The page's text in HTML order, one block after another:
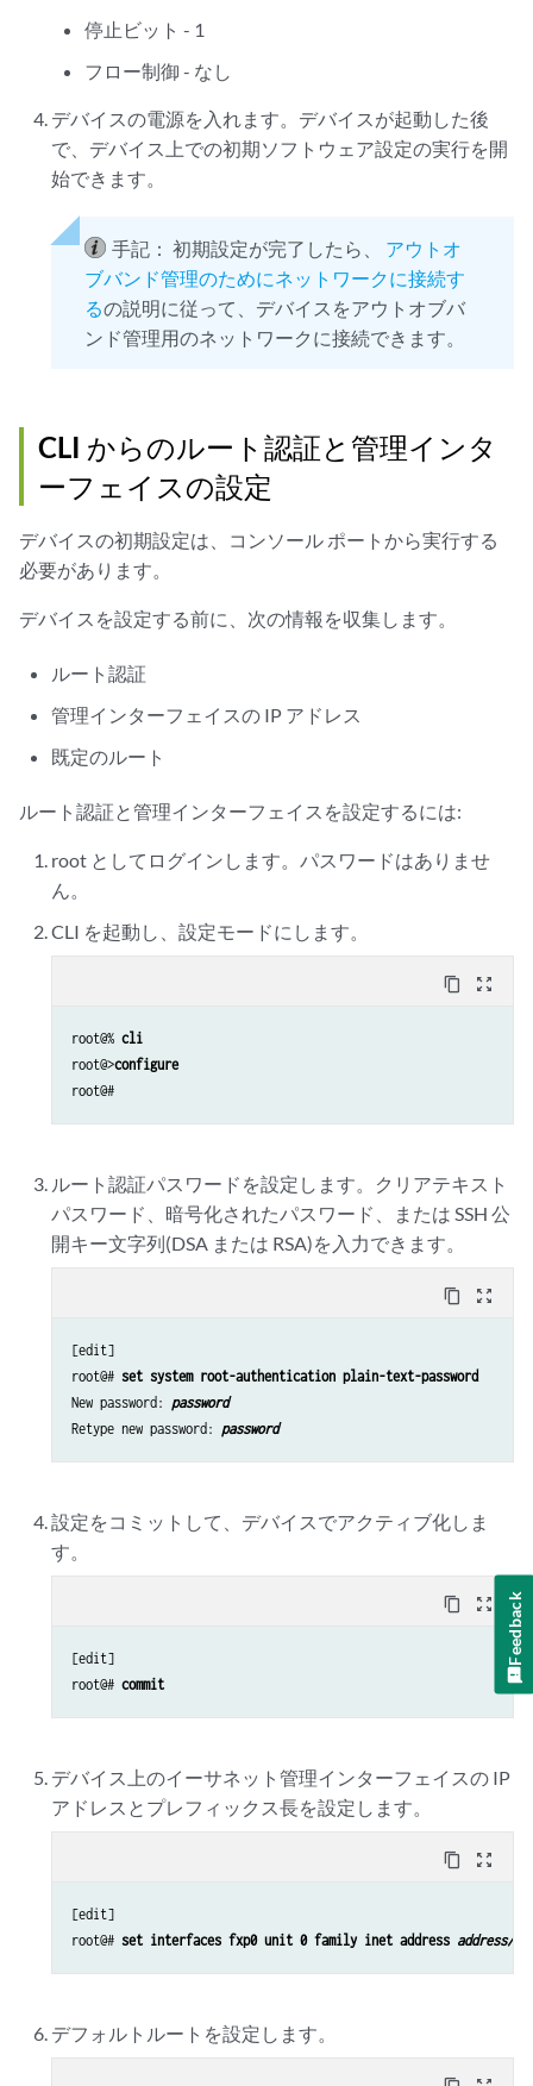
停止ビット - 1
フロー制御 - なし
デバイスの電源を入れます。デバイスが起動した後
で、デバイス上での初期ソフトウェア設定の実行を開
始できます。
手記： 初期設定が完了したら、 アウトオ
ブバンド管理のためにネットワークに接続す
るの説明に従って、デバイスをアウトオブバ
ンド管理用のネットワークに接続できます。
CLI からのルート認証と管理インタ
ーフェイスの設定
デバイスの初期設定は、コンソール ポートから実行する
必要があります。
デバイスを設定する前に、次の情報を収集します。
ルート認証
管理インターフェイスの IP アドレス
既定のルート
ルート認証と管理インターフェイスを設定するには:
root としてログインします。パスワードはありませ
ん。
CLI を起動し、設定モードにします。
content_copy zoom_out_map
root@% cli
root@>configure
ルート認証パスワードを設定します。クリアテキスト
パスワード、暗号化されたパスワード、または SSH 公
開キー文字列(DSA または RSA)を入力できます。
content_copy zoom_out_map
[edit]
root@# set system root-authentication plain-text-password
New password: password
Retype new password: password
設定をコミットして、デバイスでアクティブ化しま
す。
content_copy zoom_out_map
[edit]
root@# commit
デバイス上のイーサネット管理インターフェイスの IP
アドレスとプレフィックス長を設定します。
content_copy zoom_out_map
[edit]
root@# set interfaces fxp0 unit 0 family inet address address/
デフォルトルートを設定します。
Feedback